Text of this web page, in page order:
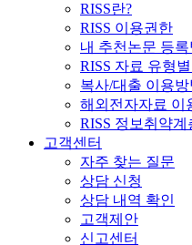
RISS란?
RISS 이용권한
내 추천논문 등록
RISS 자료 유형
복사/대출 이용방
해외전자자료 이
RISS 정보취약
고객센터
자주 찾는 질문
상담 신청
상담 내역 확인
고객제안
신고센터